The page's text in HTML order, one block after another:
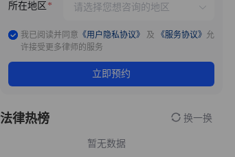
所在地区
我已阅读并同意 《用户隐私协议》 及 《服务协议》 允
许接受更多律师的服务
立即预约
法律热榜 换一换
暂无数据